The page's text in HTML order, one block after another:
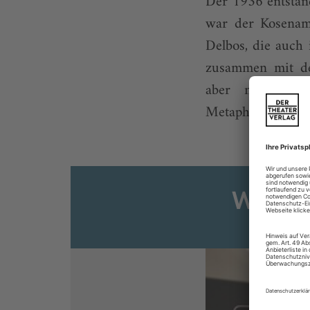
war der
Delbos, die
zusammen mit
aber nicht nur
Metaphorik dieser